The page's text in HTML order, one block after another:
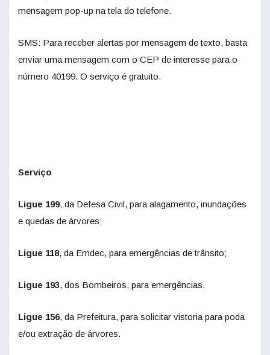
mensagem pop-up na tela do telefone.
SMS: Para receber alertas por mensagem de texto, basta
enviar uma mensagem com o CEP de interesse para o
número 40199. O serviço é gratuito.
Serviço
Ligue 199, da Defesa Civil, para alagamento, inundações
e quedas de árvores;
Ligue 118, da Emdec, para emergências de trânsito;
Ligue 193, dos Bombeiros, para emergências.
Ligue 156, da Prefeitura, para solicitar vistoria para poda
e/ou extração de árvores.